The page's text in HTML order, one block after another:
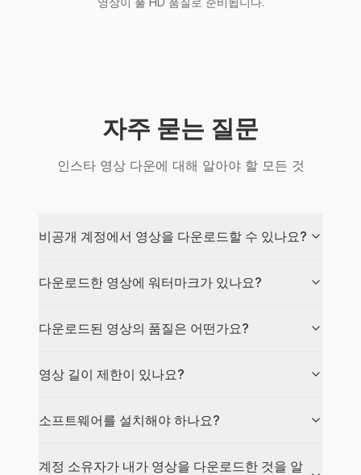
자주 묻는 질문
인스타 영상 다운에 대해 알아야 할 모든 것
비공개 계정에서 영상을 다운로드할 수 있나요?
다운로드한 영상에 워터마크가 있나요?
다운로드된 영상의 품질은 어떤가요?
영상 길이 제한이 있나요?
소프트웨어를 설치해야 하나요?
계정 소유자가 내가 영상을 다운로드한 것을 알